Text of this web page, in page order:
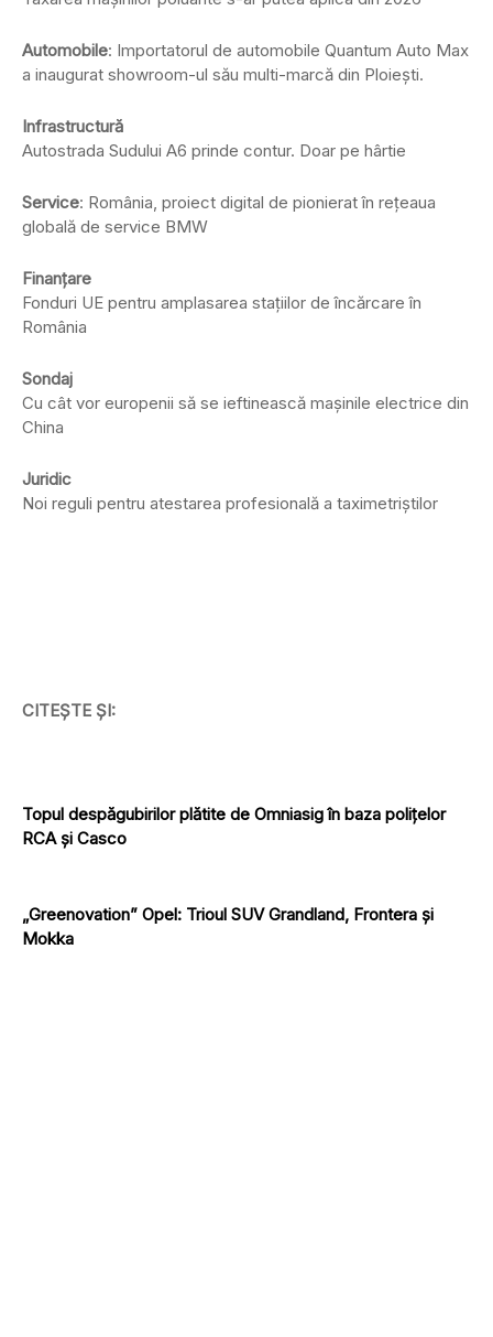
Automobile: Importatorul de automobile Quantum Auto Max
a inaugurat showroom-ul său multi-marcă din Ploiești.
Infrastructură
Autostrada Sudului A6 prinde contur. Doar pe hârtie
Service: România, proiect digital de pionierat în rețeaua
globală de service BMW
Finanțare
Fonduri UE pentru amplasarea stațiilor de încărcare în
România
Sondaj
Cu cât vor europenii să se ieftinească mașinile electrice din
China
Juridic
Noi reguli pentru atestarea profesională a taximetriștilor
CITEȘTE ȘI:
Topul despăgubirilor plătite de Omniasig în baza polițelor
RCA și Casco
„Greenovation” Opel: Trioul SUV Grandland, Frontera și
Mokka